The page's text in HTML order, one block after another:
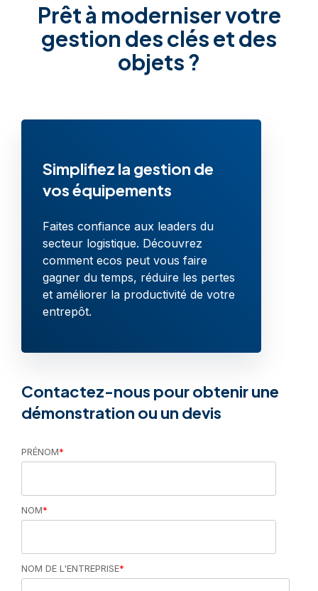
Prêt à moderniser votre
gestion des clés et des
objets ?
Simplifiez la gestion de
vos équipements
Faites confiance aux leaders du
secteur logistique. Découvrez
comment ecos peut vous faire
gagner du temps, réduire les pertes
et améliorer la productivité de votre
entrepôt.
Contactez-nous pour obtenir une
démonstration ou un devis
PRÉNOM*
NOM*
NOM DE L'ENTREPRISE*